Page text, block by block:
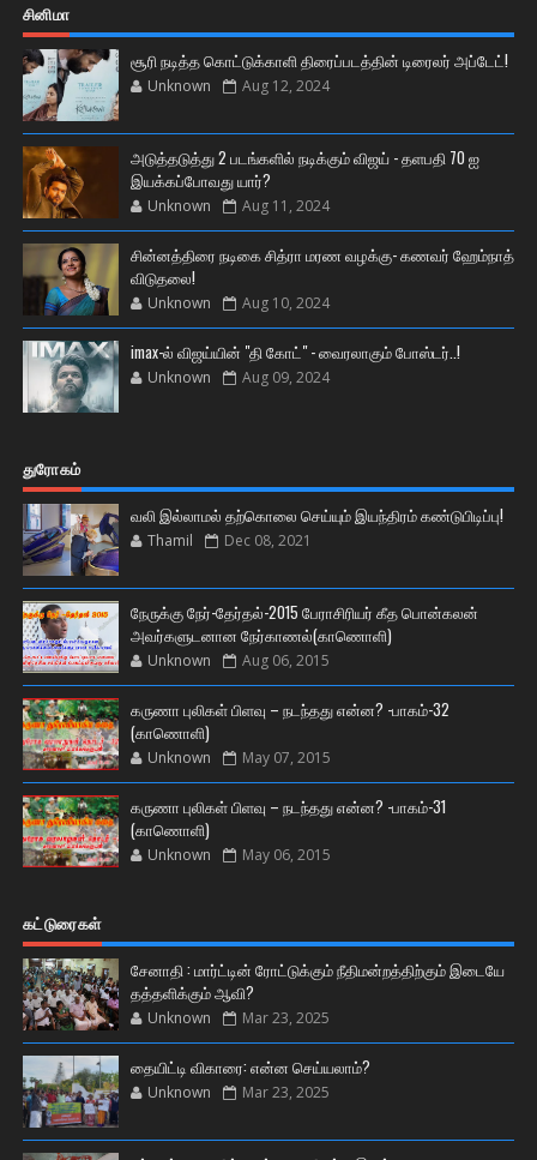
சினிமா
சூரி நடித்த கொட்டுக்காளி திரைப்படத்தின் டிரைலர் அப்டேட்!
Unknown Aug 12, 2024
அடுத்தடுத்து 2 படங்களில் நடிக்கும் விஜய் - தளபதி 70 ஐ
இயக்கப்போவது யார்?
Unknown Aug 11, 2024
சின்னத்திரை நடிகை சித்ரா மரண வழக்கு- கணவர் ஹேம்நாத்
விடுதலை!
Unknown Aug 10, 2024
imax-ல் விஜய்யின் "தி கோட்" - வைரலாகும் போஸ்டர்..!
Unknown Aug 09, 2024
துரோகம்
வலி இல்லாமல் தற்கொலை செய்யும் இயந்திரம் கண்டுபிடிப்பு!
Thamil Dec 08, 2021
நேருக்கு நேர்-தேர்தல்-2015 பேராசிரியர் கீத பொன்கலன்
அவர்களுடனான நேர்காணல்(காணொளி)
Unknown Aug 06, 2015
கருணா புலிகள் பிளவு – நடந்தது என்ன? -பாகம்-32
(காணொளி)
Unknown May 07, 2015
கருணா புலிகள் பிளவு – நடந்தது என்ன? -பாகம்-31
(காணொளி)
Unknown May 06, 2015
கட்டுரைகள்
சேனாதி : மார்ட்டின் ரோட்டுக்கும் நீதிமன்றத்திற்கும் இடையே
தத்தளிக்கும் ஆவி?
Unknown Mar 23, 2025
தையிட்டி விகாரை: என்ன செய்யலாம்?
Unknown Mar 23, 2025